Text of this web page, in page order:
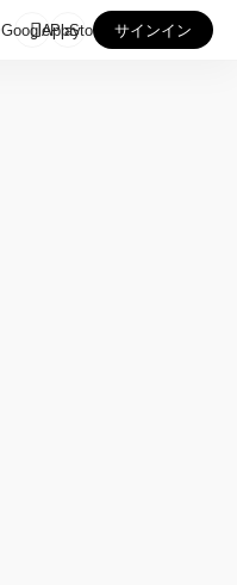
GooglePlay
AppStore サインイン